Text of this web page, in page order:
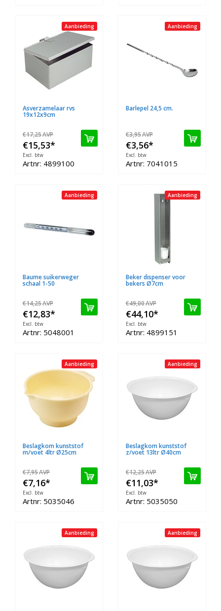
Aanbieding
Asverzamelaar rvs
19x12x9cm
€17,25AVP
€15,53*
Excl. btw
Artnr: 4899100
Aanbieding
Barlepel 24,5 cm.
€3,95AVP
€3,56*
Excl. btw
Artnr: 7041015
Aanbieding
Baume suikerweger
schaal 1-50
€14,25AVP
€12,83*
Excl. btw
Artnr: 5048001
Aanbieding
Beker dispenser voor
bekers Ø7cm
€49,00AVP
€44,10*
Excl. btw
Artnr: 4899151
Aanbieding
Beslagkom kunststof
m/voet 4ltr Ø25cm
€7,95AVP
€7,16*
Excl. btw
Artnr: 5035046
Aanbieding
Beslagkom kunststof
z/voet 13ltr Ø40cm
€12,25AVP
€11,03*
Excl. btw
Artnr: 5035050
Aanbieding Aanbieding